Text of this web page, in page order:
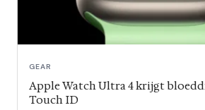
GEAR
Apple Watch Ultra 4 krijgt
Touch ID